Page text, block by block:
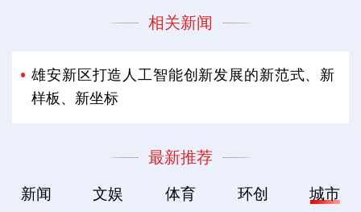
相关新闻
雄安新区打造人工智能创新发展的新范式、新
样板、新坐标
最新推荐
新闻 文娱 体育 环创 城市